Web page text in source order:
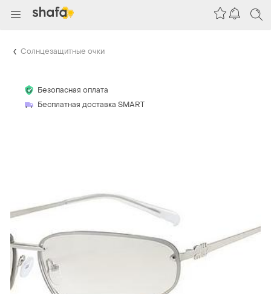
Солнцезащитные очки
Безопасная оплата
Бесплатная доставка SMART